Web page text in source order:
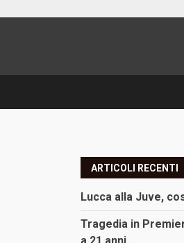
ARTICOLI RECENTI
Lucca alla Juve,
Tragedia in